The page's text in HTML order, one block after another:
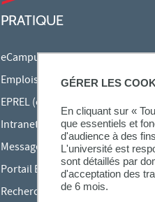
GÉRER LES
En cliquant sur «
que essentiels et
d'audience à des
L'université est
sont détaillés par
d'acceptation des
de 6 mois.
PRATIQUE
eCampus
Emplois du temps en ligne
EPREL (cours en ligne)
Intranet des personnels
Messagerie étudiante
Portail Bu Athéna
Rechercher une formation